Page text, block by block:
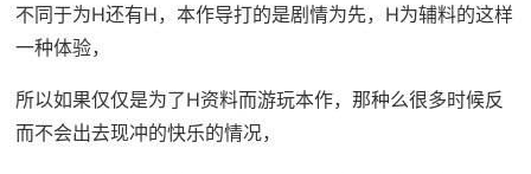
不同于为H还有H，本作导打的是剧情为先，H为辅料的这样
一种体验，
所以如果仅仅是为了H资料而游玩本作，那种么很多时候反
而不会出去现冲的快乐的情况，